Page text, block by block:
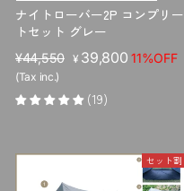
ナイトローバー2P コンプリー
トセット グレー
販
売
価
格
¥44,550 セ
ル
価
¥ 39,80011%OFF
(Tax inc.)
(19)
セット割